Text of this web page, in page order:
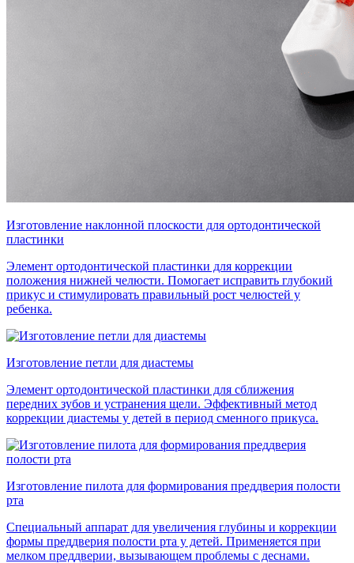
Изготовление наклонной плоскости для ортодонтической
пластинки
Элемент ортодонтической пластинки для коррекции
положения нижней челюсти. Помогает исправить глубокий
прикус и стимулировать правильный рост челюстей у
ребенка.
Изготовление петли для диастемы
Элемент ортодонтической пластинки для сближения
передних зубов и устранения щели. Эффективный метод
коррекции диастемы у детей в период сменного прикуса.
Изготовление пилота для формирования преддверия полости
рта
Специальный аппарат для увеличения глубины и коррекции
формы преддверия полости рта у детей. Применяется при
мелком преддверии, вызывающем проблемы с деснами.